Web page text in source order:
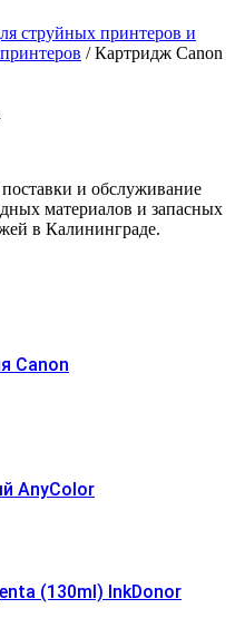
струйных принтеров и
/ Картридж Canon
и обслуживание
материалов и запасных
в Калининграде.
Canon
AnyColor
(130ml) InkDonor